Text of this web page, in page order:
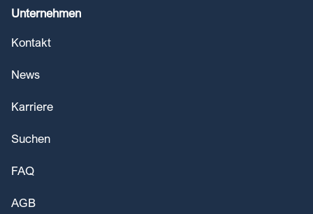
Unternehmen
Kontakt
News
Karriere
Suchen
FAQ
AGB